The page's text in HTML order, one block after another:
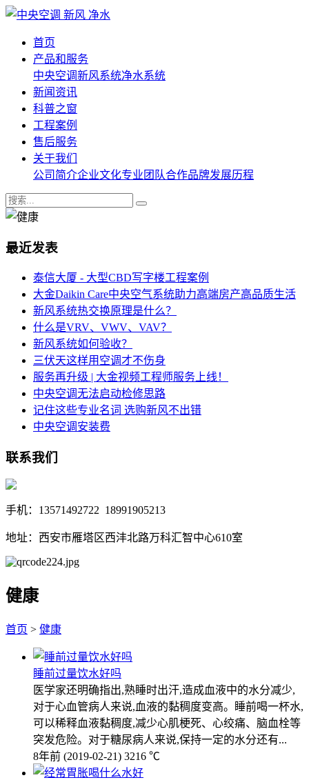
首页
产品和服务
中央空调新风系统净水系统
新闻资讯
科普之窗
工程案例
售后服务
关于我们
公司简介企业文化专业团队合作品牌发展历程
最近发表
泰信大厦 - 大型CBD写字楼工程案例
大金Daikin Care中央空气系统助力高端房产高品质生活
新风系统热交换原理是什么？
什么是VRV、VWV、VAV？
新风系统如何验收？
三伏天这样用空调才不伤身
服务再升级 | 大金视频工程师服务上线！
中央空调无法启动检修思路
记住这些专业名词 选购新风不出错
中央空调安装费
联系我们
手机：13571492722 18991905213
地址：西安市雁塔区西沣北路万科汇智中心610室
健康
首页 > 健康
睡前过量饮水好吗
医学家还明确指出,熟睡时出汗,造成血液中的水分减少,
对于心血管病人来说,血液的黏稠度变高。睡前喝一杯水,
可以稀释血液黏稠度,减少心肌梗死、心绞痛、脑血栓等
突发危险。对于糖尿病人来说,保持一定的水分还有...
8年前 (2019-02-21) 3216 ℃